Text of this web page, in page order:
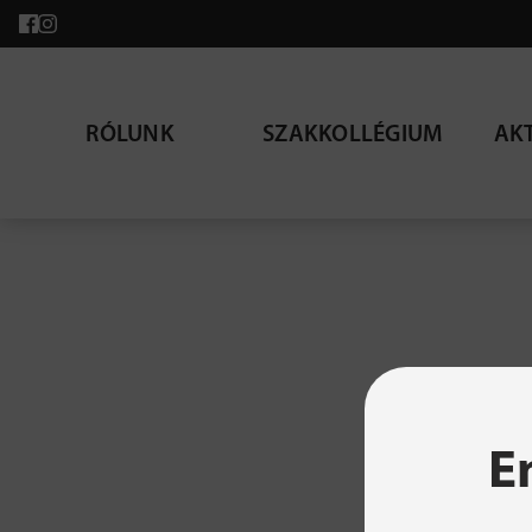
RÓLUNK SZAKKOLLÉGIUM
A